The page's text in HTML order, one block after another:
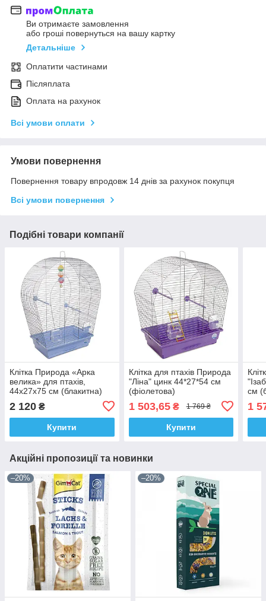
Ви отримаєте замовлення
або гроші повернуться на вашу картку
Детальніше
Оплатити частинами
Післяплата
Оплата на рахунок
Всі умови оплати
Умови повернення
Повернення товару впродовж 14 днів за рахунок покупця
Всі умови повернення
Подібні товари компанії
Клітка Природа «Арка
велика» для птахів,
44x27x75 см (блакитна)
2 120 ₴
Купити
Клітка для птахів Природа
"Ліна" цинк 44*27*54 см
(фіолетова)
1 503,65₴ 1 769 ₴
Купити
см
1
Акційні пропозиції та новинки
–20% –20%